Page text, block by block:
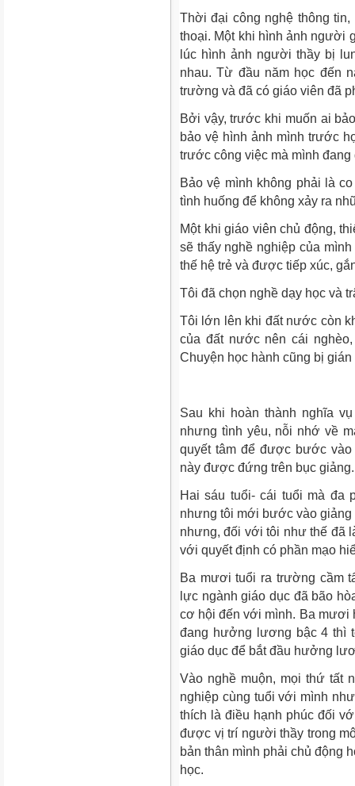
Thời đại công nghệ thông
thoại. Một khi hình ảnh người
lúc hình ảnh người thầy bị
nhau. Từ đầu năm học đến
trường và đã có giáo viên đã
Bởi vậy, trước khi muốn ai
bảo vệ hình ảnh mình trước
trước công việc mà mình đang
Bảo vệ mình không phải là
tình huống để không xảy ra
Một khi giáo viên chủ động,
sẽ thấy nghề nghiệp của
thế hệ trẻ và được tiếp xúc,
Tôi đã chọn nghề dạy học và
Tôi lớn lên khi đất nước còn
của đất nước nên cái
Chuyện học hành cũng bị
Sau khi hoàn thành nghĩa
nhưng tình yêu, nỗi nhớ về
quyết tâm để được bước
này được đứng trên bục giảng.
Hai sáu tuổi- cái tuổi mà đa
nhưng tôi mới bước vào
nhưng, đối với tôi như thế đã
với quyết định có phần mạo
Ba mươi tuổi ra trường cầm
lực ngành giáo dục đã bão
cơ hội đến với mình. Ba mươi
đang hưởng lương bậc 4 thì
giáo dục để bắt đầu hưởng
Vào nghề muộn, mọi thứ tất
nghiệp cùng tuổi với mình
thích là điều hạnh phúc đối
được vị trí người thầy trong
bản thân mình phải chủ động
học.